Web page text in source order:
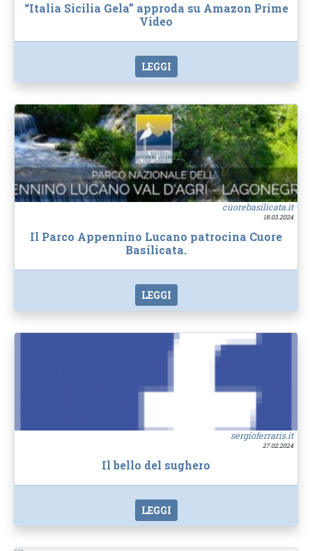
“Italia Sicilia Gela” approda su Amazon Prime
Video
LEGGI
cuorebasilicata.it
18.03.2024
Il Parco Appennino Lucano patrocina Cuore
Basilicata.
LEGGI
sergioferraris.it
27.02.2024
Il bello del sughero
LEGGI